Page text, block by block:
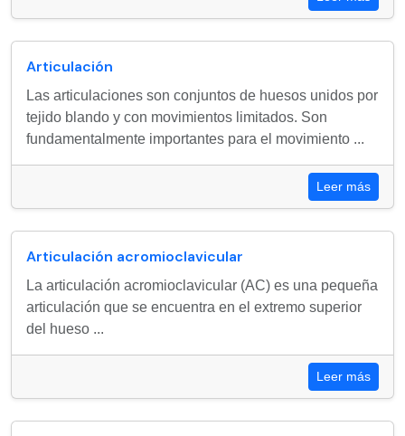
Articulación
Las articulaciones son conjuntos de huesos unidos por
tejido blando y con movimientos limitados. Son
fundamentalmente importantes para el movimiento ...
Leer más
Articulación acromioclavicular
La articulación acromioclavicular (AC) es una pequeña
articulación que se encuentra en el extremo superior
del hueso ...
Leer más